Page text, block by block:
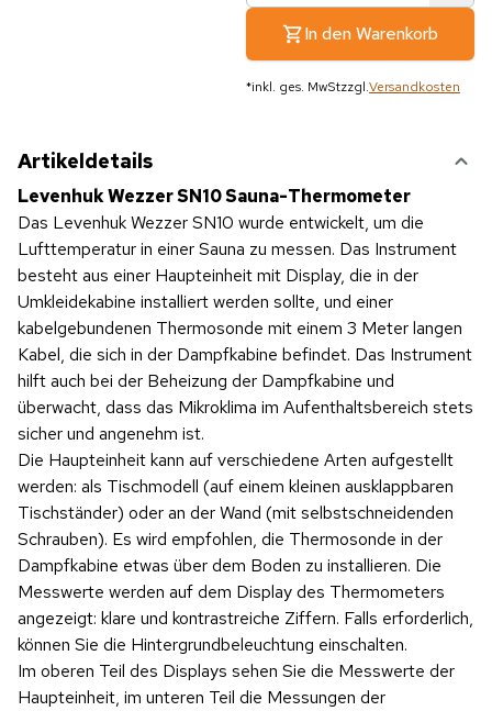
In den Warenkorb
*inkl. ges. MwStzzgl.Versandkosten
Artikeldetails
Levenhuk Wezzer SN10 Sauna-Thermometer
Das Levenhuk Wezzer SN10 wurde entwickelt, um die
Lufttemperatur in einer Sauna zu messen. Das Instrument
besteht aus einer Haupteinheit mit Display, die in der
Umkleidekabine installiert werden sollte, und einer
kabelgebundenen Thermosonde mit einem 3 Meter langen
Kabel, die sich in der Dampfkabine befindet. Das Instrument
hilft auch bei der Beheizung der Dampfkabine und
überwacht, dass das Mikroklima im Aufenthaltsbereich stets
sicher und angenehm ist.
Die Haupteinheit kann auf verschiedene Arten aufgestellt
werden: als Tischmodell (auf einem kleinen ausklappbaren
Tischständer) oder an der Wand (mit selbstschneidenden
Schrauben). Es wird empfohlen, die Thermosonde in der
Dampfkabine etwas über dem Boden zu installieren. Die
Messwerte werden auf dem Display des Thermometers
angezeigt: klare und kontrastreiche Ziffern. Falls erforderlich,
können Sie die Hintergrundbeleuchtung einschalten.
Im oberen Teil des Displays sehen Sie die Messwerte der
Haupteinheit, im unteren Teil die Messungen der